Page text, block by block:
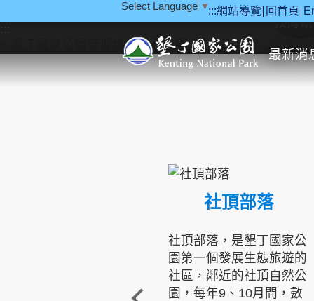
:::網站導覽 回首頁
Select Language ▼
最新消
::: 教育
社頂部落
社頂部落，是墾丁國家公
園第一個發展生態旅遊的
社區，鄰近的社頂自然公
園，每年9、10月間，數